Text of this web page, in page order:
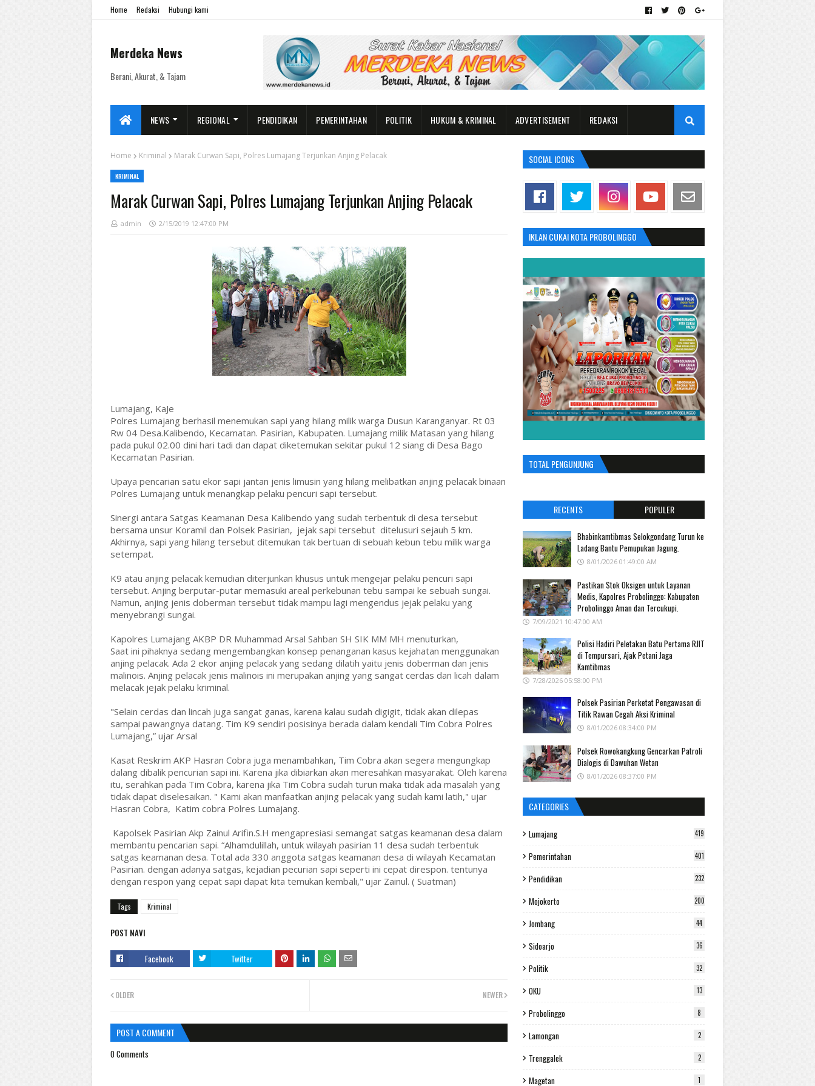
Home Redaksi Hubungi kami
Merdeka News
Berani, Akurat, & Tajam
NEWS REGIONAL PENDIDIKAN PEMERINTAHAN POLITIK HUKUM & KRIMINAL ADVERTISEMENT REDAKSI
Home Kriminal Marak Curwan Sapi, Polres Lumajang Terjunkan Anjing Pelacak
KRIMINAL
Marak Curwan Sapi, Polres Lumajang Terjunkan Anjing Pelacak
admin 2/15/2019 12:47:00 PM
Lumajang, KaJe
Polres Lumajang berhasil menemukan sapi yang hilang milik warga Dusun Karanganyar. Rt 03
Rw 04 Desa.Kalibendo, Kecamatan. Pasirian, Kabupaten. Lumajang milik Matasan yang hilang
pada pukul 02.00 dini hari tadi dan dapat diketemukan sekitar pukul 12 siang di Desa Bago
Kecamatan Pasirian.
Upaya pencarian satu ekor sapi jantan jenis limusin yang hilang melibatkan anjing pelacak binaan
Polres Lumajang untuk menangkap pelaku pencuri sapi tersebut.
Sinergi antara Satgas Keamanan Desa Kalibendo yang sudah terbentuk di desa tersebut
bersama unsur Koramil dan Polsek Pasirian, jejak sapi tersebut ditelusuri sejauh 5 km.
Akhirnya, sapi yang hilang tersebut ditemukan tak bertuan di sebuah kebun tebu milik warga
setempat.
K9 atau anjing pelacak kemudian diterjunkan khusus untuk mengejar pelaku pencuri sapi
tersebut. Anjing berputar-putar memasuki areal perkebunan tebu sampai ke sebuah sungai.
Namun, anjing jenis doberman tersebut tidak mampu lagi mengendus jejak pelaku yang
menyebrangi sungai.
Kapolres Lumajang AKBP DR Muhammad Arsal Sahban SH SIK MM MH menuturkan,
Saat ini pihaknya sedang mengembangkan konsep penanganan kasus kejahatan menggunakan
anjing pelacak. Ada 2 ekor anjing pelacak yang sedang dilatih yaitu jenis doberman dan jenis
malinois. Anjing pelacak jenis malinois ini merupakan anjing yang sangat cerdas dan licah dalam
melacak jejak pelaku kriminal.
"Selain cerdas dan lincah juga sangat ganas, karena kalau sudah digigit, tidak akan dilepas
sampai pawangnya datang. Tim K9 sendiri posisinya berada dalam kendali Tim Cobra Polres
Lumajang,” ujar Arsal
Kasat Reskrim AKP Hasran Cobra juga menambahkan, Tim Cobra akan segera mengungkap
dalang dibalik pencurian sapi ini. Karena jika dibiarkan akan meresahkan masyarakat. Oleh karena
itu, serahkan pada Tim Cobra, karena jika Tim Cobra sudah turun maka tidak ada masalah yang
tidak dapat diselesaikan. " Kami akan manfaatkan anjing pelacak yang sudah kami latih," ujar
Hasran Cobra, Katim cobra Polres Lumajang.
Kapolsek Pasirian Akp Zainul Arifin.S.H mengapresiasi semangat satgas keamanan desa dalam
membantu pencarian sapi. “Alhamdulillah, untuk wilayah pasirian 11 desa sudah terbentuk
satgas keamanan desa. Total ada 330 anggota satgas keamanan desa di wilayah Kecamatan
Pasirian. dengan adanya satgas, kejadian pecurian sapi seperti ini cepat direspon. tentunya
dengan respon yang cepat sapi dapat kita temukan kembali," ujar Zainul. ( Suatman)
Tags Kriminal
POST NAVI
Facebook Twitter
NEWER
OLDER
POST A COMMENT
0 Comments
SOCIAL ICONS
IKLAN CUKAI KOTA PROBOLINGGO
TOTAL PENGUNJUNG
RECENTS POPULER
Bhabinkamtibmas Selokgondang Turun ke
Ladang Bantu Pemupukan Jagung.
8/01/2026 01:49:00 AM
Pastikan Stok Oksigen untuk Layanan
Medis, Kapolres Probolinggo: Kabupaten
Probolinggo Aman dan Tercukupi.
7/09/2021 10:47:00 AM
Polisi Hadiri Peletakan Batu Pertama RJIT
di Tempursari, Ajak Petani Jaga
Kamtibmas
7/28/2026 05:58:00 PM
Polsek Pasirian Perketat Pengawasan di
Titik Rawan Cegah Aksi Kriminal
8/01/2026 08:34:00 PM
Polsek Rowokangkung Gencarkan Patroli
Dialogis di Dawuhan Wetan
8/01/2026 08:37:00 PM
CATEGORIES
Lumajang 419
Pemerintahan 401
Pendidikan 232
Mojokerto 200
Jombang 44
Sidoarjo 36
Politik 32
OKU 13
Probolinggo 8
Lamongan 2
Trenggalek 2
Magetan 1